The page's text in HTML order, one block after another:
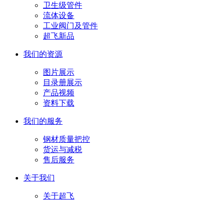
卫生级管件
流体设备
工业阀门及管件
超飞新品
我们的资源
图片展示
目录册展示
产品视频
资料下载
我们的服务
钢材质量把控
货运与减税
售后服务
关于我们
关于超飞